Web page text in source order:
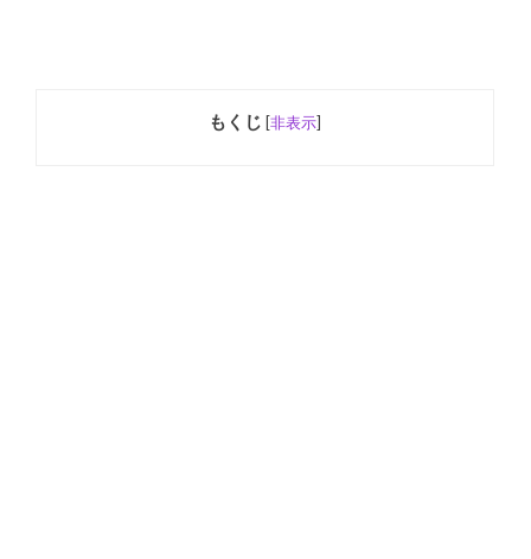
もくじ [非表示]